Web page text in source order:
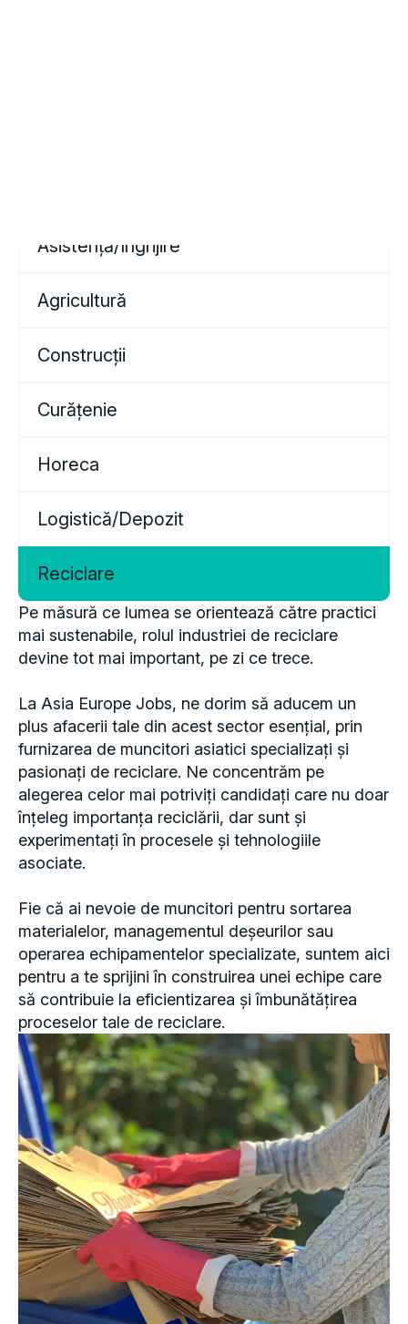
Pe măsură ce lumea se orientează către practici
mai sustenabile, rolul industriei de reciclare
devine tot mai important, pe zi ce trece.
plus afacerii tale din acest sector esențial, prin
furnizarea de muncitori asiatici specializați și
pasionați de reciclare. Ne concentrăm pe
alegerea celor mai potriviți candidați care nu doar
înțeleg importanța reciclării, dar sunt și
experimentați în procesele și tehnologiile
asociate.
materialelor, managementul deșeurilor sau
operarea echipamentelor specializate, suntem aici
pentru a te sprijini în construirea unei echipe care
să contribuie la eficientizarea și îmbunătățirea
proceselor tale de reciclare.